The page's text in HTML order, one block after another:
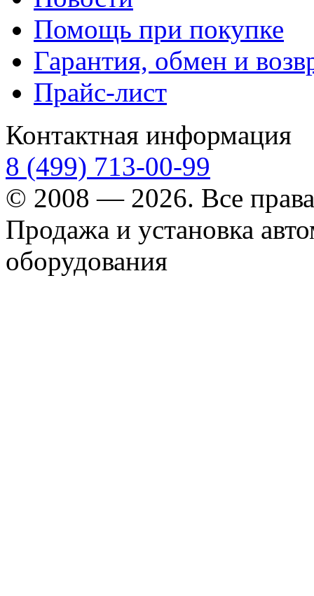
Помощь при покупке
Гарантия, обмен и
Прайс-лист
Контактная информация
8 (499) 713-00-99
© 2008 — 2026. Все
Продажа и установка
оборудования